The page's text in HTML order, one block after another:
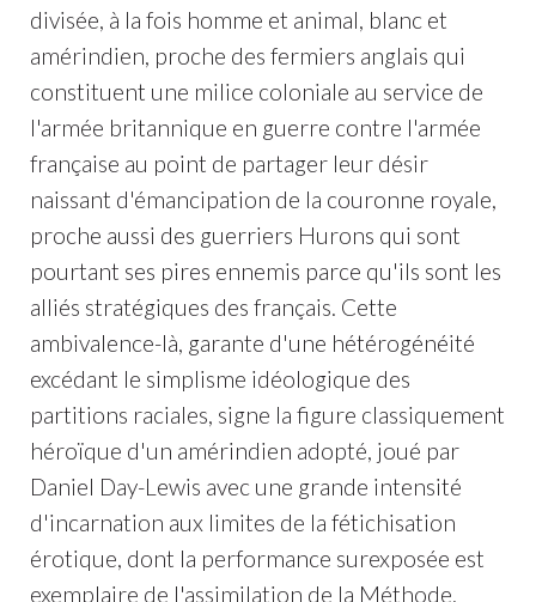
divisée, à la fois homme et animal, blanc et
amérindien, proche des fermiers anglais qui
constituent une milice coloniale au service de
l'armée britannique en guerre contre l'armée
française au point de partager leur désir
naissant d'émancipation de la couronne royale,
proche aussi des guerriers Hurons qui sont
pourtant ses pires ennemis parce qu'ils sont les
alliés stratégiques des français. Cette
ambivalence-là, garante d'une hétérogénéité
excédant le simplisme idéologique des
partitions raciales, signe la figure classiquement
héroïque d'un amérindien adopté, joué par
Daniel Day-Lewis avec une grande intensité
d'incarnation aux limites de la fétichisation
érotique, dont la performance surexposée est
exemplaire de l'assimilation de la Méthode.